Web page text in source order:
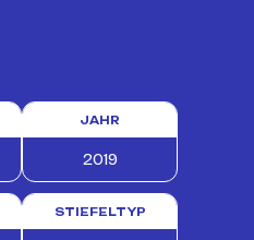
JAHR
2019
STIEFELTYP